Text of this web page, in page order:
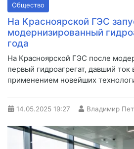
Общество
На Красноярской ГЭС
модернизированный
года
На Красноярской ГЭС после
первый гидроагрегат, давший ток
применением новейших
14.05.2025 19:27 Владимир